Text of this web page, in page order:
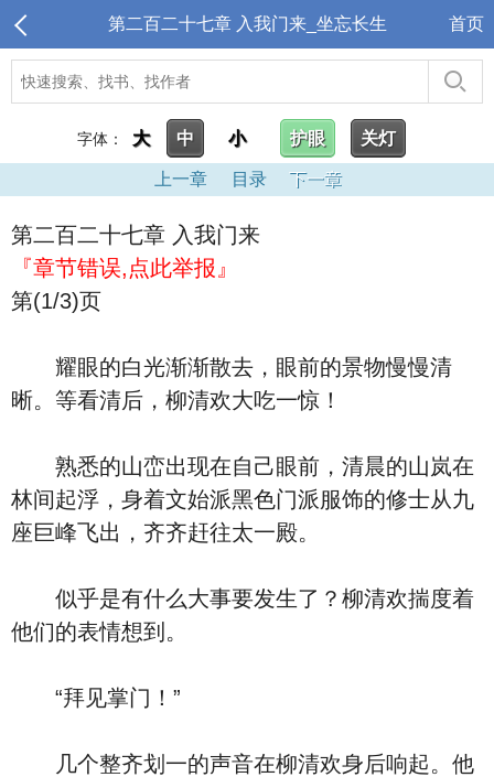
第二百二十七章 入我门来_坐忘长生 首页
字体： 大 中 小 护眼 关灯
上一章 目录 下一章
第二百二十七章 入我门来
『章节错误,点此举报』
第(1/3)页
耀眼的白光渐渐散去，眼前的景物慢慢清
晰。等看清后，柳清欢大吃一惊！
熟悉的山峦出现在自己眼前，清晨的山岚在
林间起浮，身着文始派黑色门派服饰的修士从九
座巨峰飞出，齐齐赶往太一殿。
似乎是有什么大事要发生了？柳清欢揣度着
他们的表情想到。
“拜见掌门！”
几个整齐划一的声音在柳清欢身后响起。他